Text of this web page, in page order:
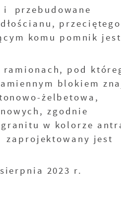
i przebudowane
przeciętego
komu pomnik jest
ramionach, pod
blokiem
żelbetowa,
zgodnie
w kolorze
zaprojektowany jest
2023 r.